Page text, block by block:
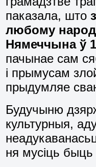
паказала, што
любому
Нямеччына ў
пачынае сам
і прымусам
прыдумляе
Будучыню
культурныя,
ня мусіць